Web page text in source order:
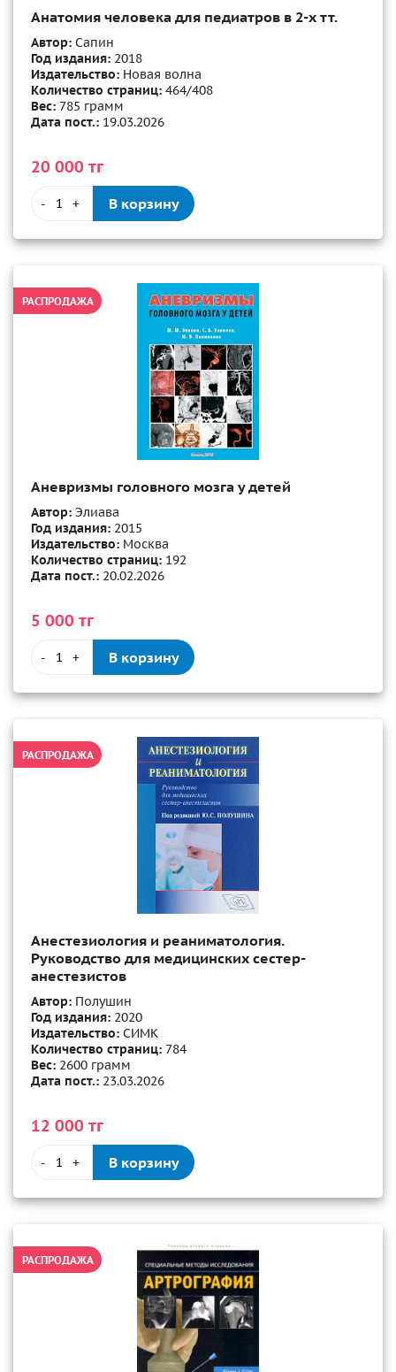
Анатомия человека для педиатров в 2-х тт.
Автор: Сапин
Год издания: 2018
Издательство: Новая волна
Количество страниц: 464/408
Вес: 785 грамм
Дата пост.: 19.03.2026
20 000 тг
- + В корзину
РАСПРОДАЖА
Аневризмы головного мозга у детей
Автор: Элиава
Год издания: 2015
Издательство: Москва
Количество страниц: 192
Дата пост.: 20.02.2026
5 000 тг
- + В корзину
РАСПРОДАЖА
Анестезиология и реаниматология.
Руководство для медицинских сестер-
анестезистов
Автор: Полушин
Год издания: 2020
Издательство: СИМК
Количество страниц: 784
Вес: 2600 грамм
Дата пост.: 23.03.2026
12 000 тг
- + В корзину
РАСПРОДАЖА